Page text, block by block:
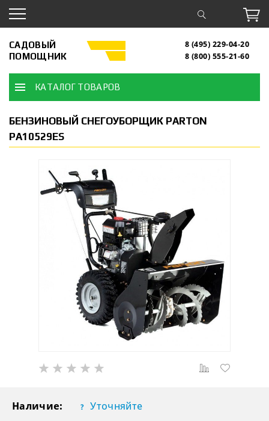
САДОВЫЙ
ПОМОЩНИК
8 (495) 229-04-20
8 (800) 555-21-60
КАТАЛОГ ТОВАРОВ
БЕНЗИНОВЫЙ СНЕГОУБОРЩИК PARTON
PA10529ES
Наличие: Уточняйте